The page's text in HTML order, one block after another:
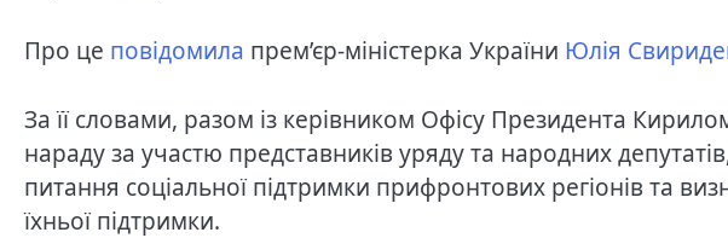
Про це повідомила прем’єр-міністерка України Юлія
За її словами, разом із керівником Офісу Президента
нараду за участю представників уряду та народних
питання соціальної підтримки прифронтових регіонів та
їхньої підтримки.